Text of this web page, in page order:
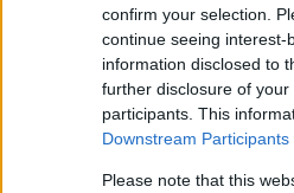
confirm your selection.
continue seeing
information disclosed to
further disclosure of your
participants. This
Downstream Participants
Please note that this